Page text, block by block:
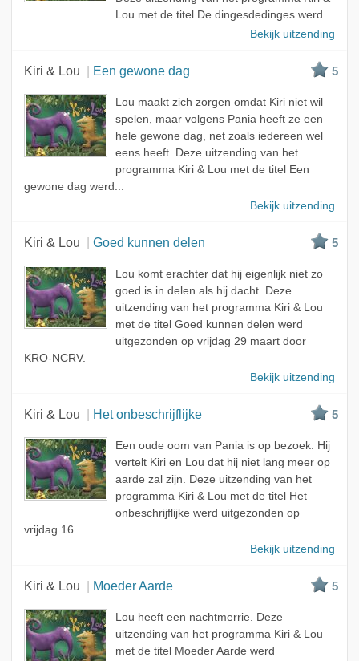
Lou met de titel De dingesdedinges werd...
Bekijk uitzending
Kiri & Lou Een gewone dag 5
Lou maakt zich zorgen omdat Kiri niet wil
spelen, maar volgens Pania heeft ze een
hele gewone dag, net zoals iedereen wel
eens heeft. Deze uitzending van het
programma Kiri & Lou met de titel Een
gewone dag werd...
Bekijk uitzending
Kiri & Lou Goed kunnen delen 5
Lou komt erachter dat hij eigenlijk niet zo
goed is in delen als hij dacht. Deze
uitzending van het programma Kiri & Lou
met de titel Goed kunnen delen werd
uitgezonden op vrijdag 29 maart door
KRO-NCRV.
Bekijk uitzending
Kiri & Lou Het onbeschrijflijke 5
Een oude oom van Pania is op bezoek. Hij
vertelt Kiri en Lou dat hij niet lang meer op
aarde zal zijn. Deze uitzending van het
programma Kiri & Lou met de titel Het
onbeschrijflijke werd uitgezonden op
vrijdag 16...
Bekijk uitzending
Kiri & Lou Moeder Aarde 5
Lou heeft een nachtmerrie. Deze
uitzending van het programma Kiri & Lou
met de titel Moeder Aarde werd